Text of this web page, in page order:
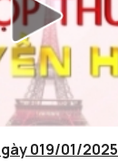
019/01/2025